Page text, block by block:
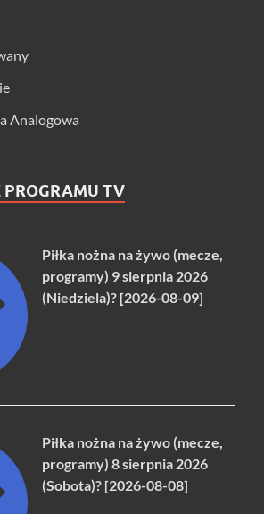
Analogowa
PROGRAMU TV
Piłka nożna na żywo (mecze,
programy) 9 sierpnia 2026
(Niedziela)? [2026-08-09]
Piłka nożna na żywo (mecze,
programy) 8 sierpnia 2026
(Sobota)? [2026-08-08]